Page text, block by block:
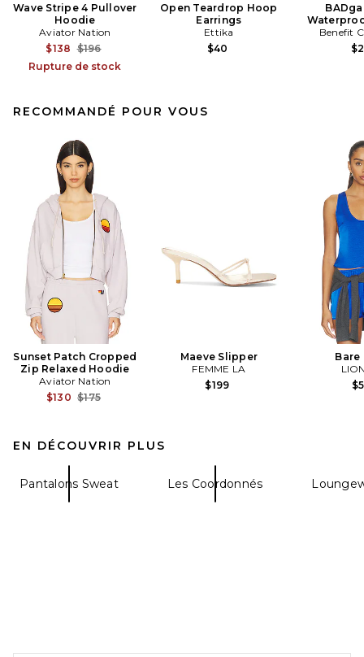
Wave Stripe 4 Pullover
Hoodie
Aviator Nation
$138 Previous price:
$196
Rupture de stock
Open Teardrop Hoop
Earrings
Ettika
$40
Benefit
RECOMMANDÉ POUR VOUS
Sunset Patch Cropped
Zip Relaxed Hoodie
Aviator Nation
$130 Previous price:
$175
Maeve Slipper
FEMME LA
$199
Bare
EN DÉCOUVRIR PLUS
Pantalons Sweat Les Coordonnés
FOOTER